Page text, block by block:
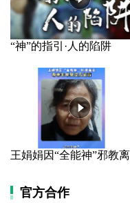
“神”的指引·人的陷阱
官方合作